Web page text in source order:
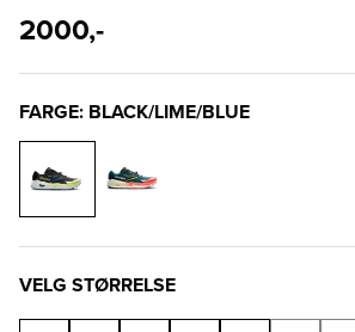
2000,-
FARGE: BLACK/LIME/BLUE
VELG STØRRELSE